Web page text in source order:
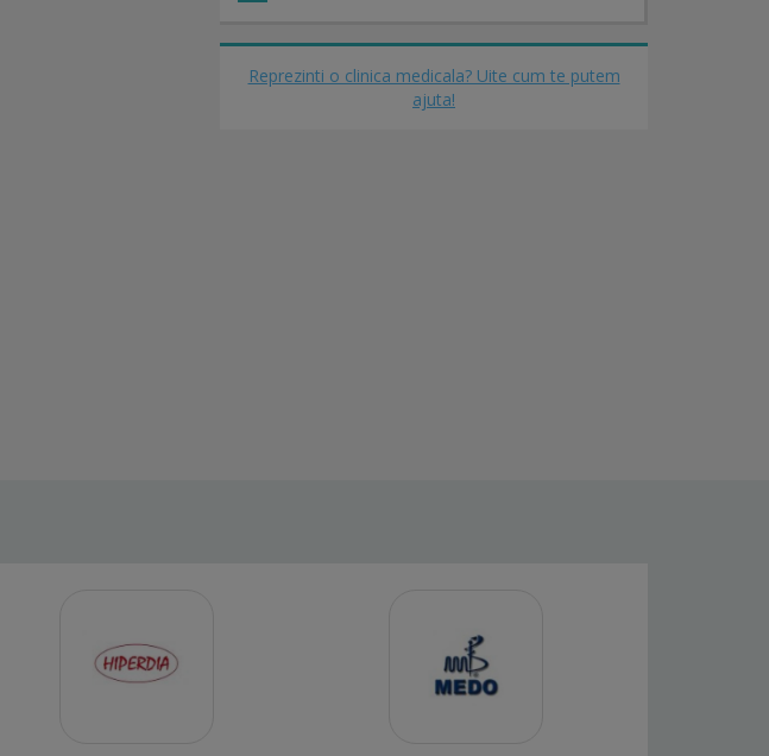
Reprezinti o clinica medicala? Uite cum te putem
ajuta!